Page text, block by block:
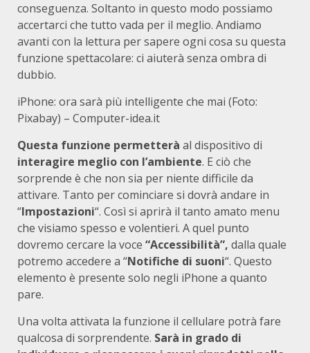
conseguenza. Soltanto in questo modo possiamo
accertarci che tutto vada per il meglio. Andiamo
avanti con la lettura per sapere ogni cosa su questa
funzione spettacolare: ci aiuterà senza ombra di
dubbio.
iPhone: ora sarà più intelligente che mai (Foto:
Pixabay) – Computer-idea.it
Questa funzione permetterà al dispositivo di
interagire meglio con l’ambiente. E ciò che
sorprende è che non sia per niente difficile da
attivare. Tanto per cominciare si dovrà andare in
“Impostazioni“. Così si aprirà il tanto amato menu
che visiamo spesso e volentieri. A quel punto
dovremo cercare la voce “Accessibilità”, dalla quale
potremo accedere a “Notifiche di suoni“. Questo
elemento è presente solo negli iPhone a quanto
pare.
Una volta attivata la funzione il cellulare potrà fare
qualcosa di sorprendente. Sarà in grado di